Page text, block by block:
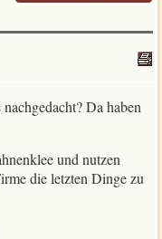
Da haben
und nutzen
die letzten Dinge zu